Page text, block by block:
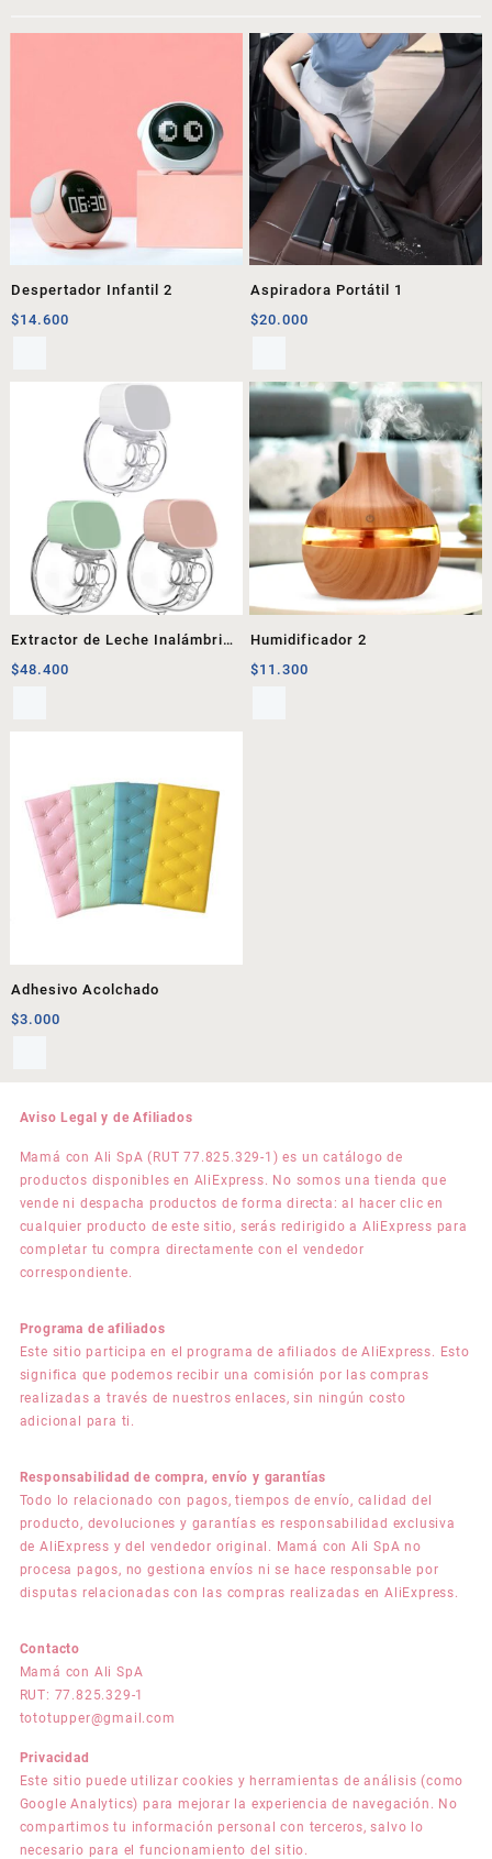
Despertador Infantil 2
$14.600
Aspiradora Portátil 1
$20.000
Extractor de Leche Inalámbrico
1
$48.400
Humidificador 2
$11.300
Adhesivo Acolchado
$3.000
Aviso Legal y de Afiliados
Mamá con Ali SpA (RUT 77.825.329-1) es un catálogo de
productos disponibles en AliExpress. No somos una tienda que
vende ni despacha productos de forma directa: al hacer clic en
cualquier producto de este sitio, serás redirigido a AliExpress para
completar tu compra directamente con el vendedor
correspondiente.
Programa de afiliados
Este sitio participa en el programa de afiliados de AliExpress. Esto
significa que podemos recibir una comisión por las compras
realizadas a través de nuestros enlaces, sin ningún costo
adicional para ti.
Responsabilidad de compra, envío y garantías
Todo lo relacionado con pagos, tiempos de envío, calidad del
producto, devoluciones y garantías es responsabilidad exclusiva
de AliExpress y del vendedor original. Mamá con Ali SpA no
procesa pagos, no gestiona envíos ni se hace responsable por
disputas relacionadas con las compras realizadas en AliExpress.
Contacto
Mamá con Ali SpA
RUT: 77.825.329-1
tototupper@gmail.com
Privacidad
Este sitio puede utilizar cookies y herramientas de análisis (como
Google Analytics) para mejorar la experiencia de navegación. No
compartimos tu información personal con terceros, salvo lo
necesario para el funcionamiento del sitio.